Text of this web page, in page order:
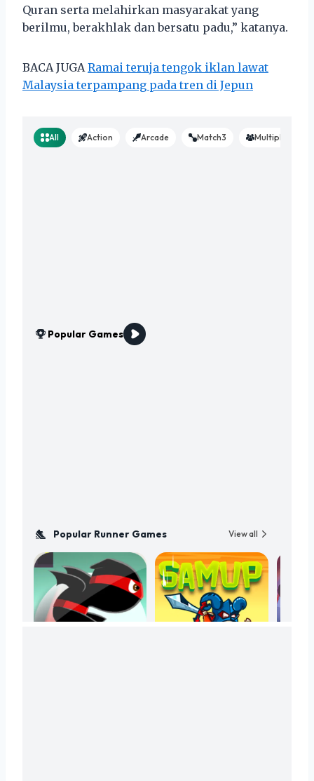
Quran serta melahirkan masyarakat yang
berilmu, berakhlak dan bersatu padu,” katanya.
BACA JUGA Ramai teruja tengok iklan lawat
Malaysia terpampang pada tren di Jepun